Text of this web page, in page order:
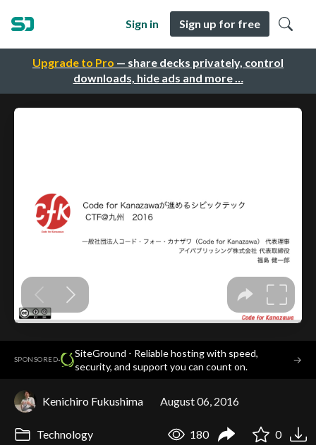
Upgrade to Pro — share decks privately, control
downloads, hide ads and more …
Sign in Sign up for free
SPONSORED·
SiteGround - Reliable hosting with speed,
security, and support you can count on.
→
Kenichiro Fukushima August 06, 2016
Technology 180 0